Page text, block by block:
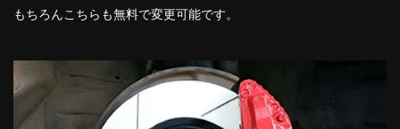
もちろんこちらも無料で変更可能です。